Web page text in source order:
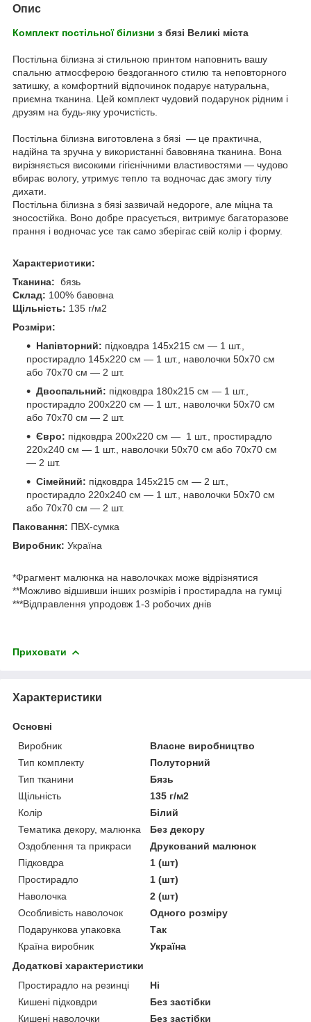
Опис
Комплект постільної білизни з бязі Великі міста
Постільна білизна зі стильною принтом наповнить вашу
спальню атмосферою бездоганного стилю та неповторного
затишку, а комфортний відпочинок подарує натуральна,
приємна тканина. Цей комплект чудовий подарунок рідним і
друзям на будь-яку урочистість.
Постільна білизна виготовлена з бязі — це практична,
надійна та зручна у використанні бавовняна тканина. Вона
вирізняється високими гігієнічними властивостями — чудово
вбирає вологу, утримує тепло та водночас дає змогу тілу
дихати.
Постільна білизна з бязі зазвичай недороге, але міцна та
зносостійка. Воно добре прасується, витримує багаторазове
прання і водночас усе так само зберігає свій колір і форму.
Характеристики:
Тканина: бязь
Склад: 100% бавовна
Щільність: 135 г/м2
Розміри:
Напівторний: підковдра 145х215 см — 1 шт.,
простирадло 145х220 см — 1 шт., наволочки 50х70 см
або 70х70 см — 2 шт.
Двоспальний: підковдра 180х215 см — 1 шт.,
простирадло 200х220 см — 1 шт., наволочки 50х70 см
або 70х70 см — 2 шт.
Євро: підковдра 200х220 см — 1 шт., простирадло
220х240 см — 1 шт., наволочки 50х70 см або 70х70 см
— 2 шт.
Сімейний: підковдра 145х215 см — 2 шт.,
простирадло 220х240 см — 1 шт., наволочки 50х70 см
або 70х70 см — 2 шт.
Паковання: ПВХ-сумка
Виробник: Україна
*Фрагмент малюнка на наволочках може відрізнятися
**Можливо відшивши інших розмірів і простирадла на гумці
***Відправлення упродовж 1-3 робочих днів
Приховати
Характеристики
Основні
Виробник
Власне виробництво
Тип комплекту
Полуторний
Тип тканини
Бязь
Щільність
135 г/м2
Колір
Білий
Тематика декору, малюнка
Без декору
Оздоблення та прикраси
Друкований малюнок
Підковдра
1 (шт)
Простирадло
1 (шт)
Наволочка
2 (шт)
Особливість наволочок
Одного розміру
Подарункова упаковка
Так
Країна виробник
Україна
Додаткові характеристики
Простирадло на резинці
Ні
Кишені підковдри
Без застібки
Кишені наволочки
Без застібки